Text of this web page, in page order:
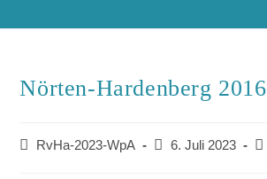
Nörten-Hardenberg 2016
RvHa-2023-WpA 6. Juli 2023